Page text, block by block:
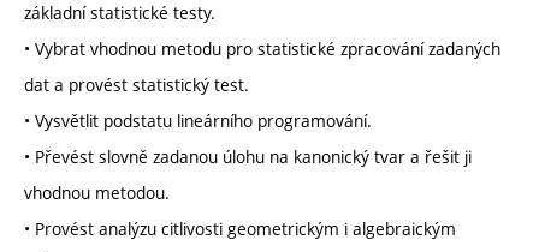
základní statistické testy.
• Vybrat vhodnou metodu pro statistické zpracování zadaných
dat a provést statistický test.
• Vysvětlit podstatu lineárního programování.
• Převést slovně zadanou úlohu na kanonický tvar a řešit ji
vhodnou metodou.
• Provést analýzu citlivosti geometrickým i algebraickým